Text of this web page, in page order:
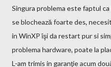
Singura problema este faptul ca
se blochează foarte des,
in WinXP îşi da restart pur si
problema hardware, poate la
L-am trimis in garanţie acum